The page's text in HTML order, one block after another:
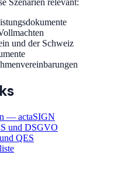
und der Schweiz
— actaSIGN
und DSGVO
QES